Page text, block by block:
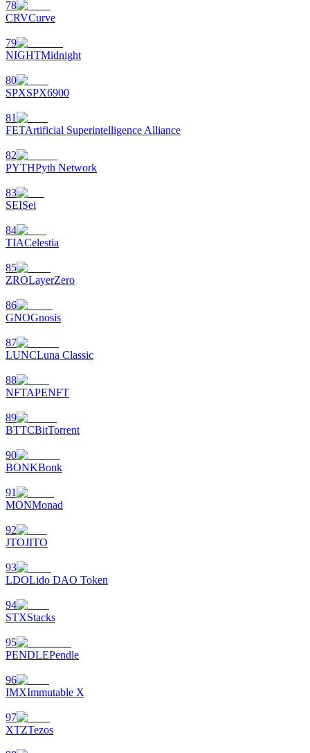
78
CRVCurve
79
NIGHTMidnight
80
SPXSPX6900
81
FETArtificial Superintelligence Alliance
82
PYTHPyth Network
83
SEISei
84
TIACelestia
85
ZROLayerZero
86
GNOGnosis
87
LUNCLuna Classic
88
NFTAPENFT
89
BTTCBitTorrent
90
BONKBonk
91
MONMonad
92
JTOJITO
93
LDOLido DAO Token
94
STXStacks
95
PENDLEPendle
96
IMXImmutable X
97
XTZTezos